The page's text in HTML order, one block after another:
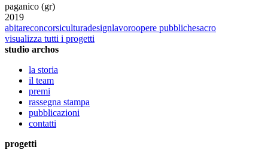
paganico (gr)
2019
abitareconcorsiculturadesignlavoroopere pubblichesacro
visualizza tutti i progetti
studio archos
la storia
il team
premi
rassegna stampa
pubblicazioni
contatti
progetti